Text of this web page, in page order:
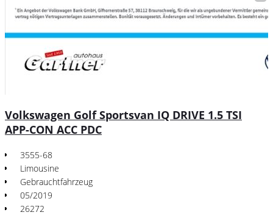
Volkswagen Golf Sportsvan IQ DRIVE 1.5 TSI
APP-CON ACC PDC
3555-68
Limousine
Gebrauchtfahrzeug
05/2019
26272